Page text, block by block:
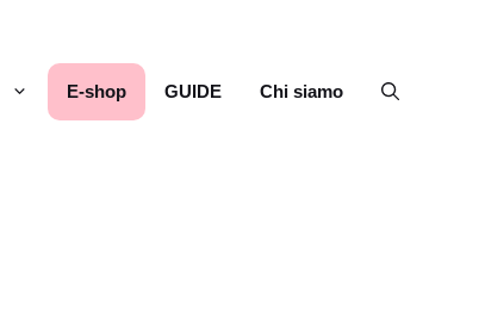
E-shop GUIDE Chi siamo